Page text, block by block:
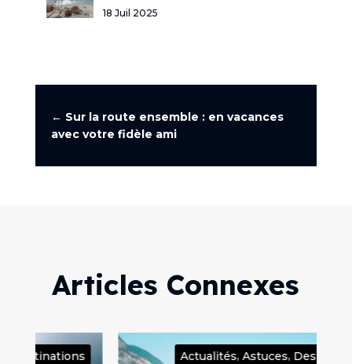
18 Juil 2025
← Sur la route ensemble : en vacances
avec votre fidèle ami
Articles Connexes
Actualités Astuces,Destinations